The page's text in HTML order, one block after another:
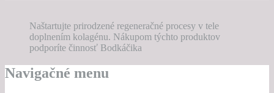
Naštartujte prirodzené regeneračné procesy v tele
doplnením kolagénu. Nákupom týchto produktov
podporíte činnosť Bodkáčika
Navigačné menu